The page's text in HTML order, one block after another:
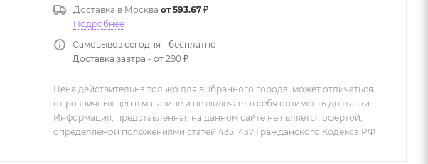
Доставка в Москва от 593.67 ₽
Подробнее
Самовывоз сегодня - бесплатно
Доставка завтра - от 290 ₽
Цена действительна только для выбранного города, может отличаться
от розничных цен в магазине и не включает в себя стоимость доставки.
Информация, представленная на данном сайте не является офертой,
определяемой положениями статей 435, 437 Гражданского Кодекса РФ